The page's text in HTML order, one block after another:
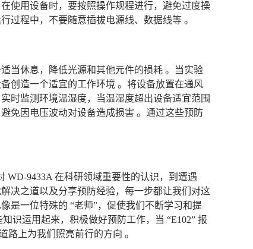
使用设备时，要按照操作规程进行，避免过度操
过程中，不要随意插拔电源线、数据线等 。
当休息，降低光源和其他元件的损耗 。当实验
创造一个适宜的工作环境 。将设备放置在通风
时监测环境温湿度，当温湿度超出设备适宜范围
免因电压波动对设备造成损害 。通过这些预防
WD-9433A 在科研领域重要性的认识，到遭遇
决之道以及分享预防经验，每一步都让我们对这
是一位特殊的 “老师”，促使我们不断学习和提
识运用起来，积极做好预防工作，当 “E102” 报
上为我们照亮前行的方向 。